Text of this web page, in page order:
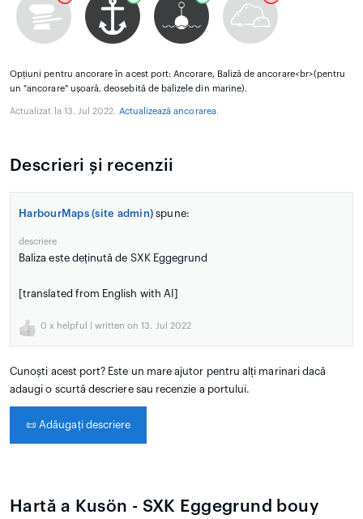
Opțiuni pentru ancorare în acest port: Ancorare, Baliză de ancorare<br>(pentru
un "ancorare" ușoară, deosebită de balizele din marine).
Actualizat la 13. Jul 2022. Actualizează ancorarea.
Descrieri și recenzii
HarbourMaps (site admin) spune:
descriere
Baliza este deținută de SXK Eggegrund
[translated from English with AI]
0 x helpful | written on 13. Jul 2022
Cunoști acest port? Este un mare ajutor pentru alți marinari dacă
adaugi o scurtă descriere sau recenzie a portului.
📜 Adăugați descriere
Hartă a Kusön - SXK Eggegrund bouy